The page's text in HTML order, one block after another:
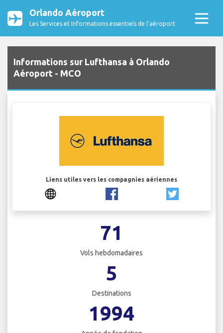
Orlando Aéroport
Les Services et Informations essentiels de l’aéroport
Informations sur Lufthansa à Orlando
Aéroport - MCO
Liens utiles vers les compagnies aériennes
71
Vols hebdomadaires
5
Destinations
1994